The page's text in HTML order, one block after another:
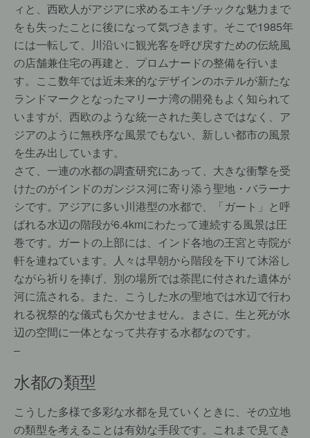
ィと、西欧人がアジアに求めるエキゾチックな魅力まで
をも失ったことに後になって気づきます。そこで1985年
には一転して、川沿いに観光客を呼び戻すための伝統風
の店舗兼住宅の再建と、プロムナードの整備を行いま
す。ここ数年では近未来的なデザインのホテルが新たな
ランドマークとなったマリーナ湾の開発もよく知られて
いますが、西欧のような統一された美しさではなく、ア
ジアのように無秩序な風景でもない、新しい都市の風景
を生み出しています。
さて、一連の水都の調査研究にあって、大きな衝撃を受
けたのがインドのガンジス河に寄り添う聖地・バラーナ
シです。アジアに多い川港型の水都で、「ガート」と呼
ばれる水辺の階段が6.4kmにわたって連続する風景は圧
巻です。ガートの上部には、インド各地の王宮と寺院が
軒を連ねています。人々は早朝から階段を下りて沐浴し
ながら祈りを捧げ、別の場所では荼毘に付された遺体が
河に流される。また、こうした水の聖地では水辺で行わ
れる祝祭的な儀式も欠かせません。まさに、生と死が水
辺の空間に一体となって共存する水都なのです。
–
水都の類型
こうした多様で多彩な水都を見ていくときに、その立地
の類型を考えることは有効な手段です。これまで見てき